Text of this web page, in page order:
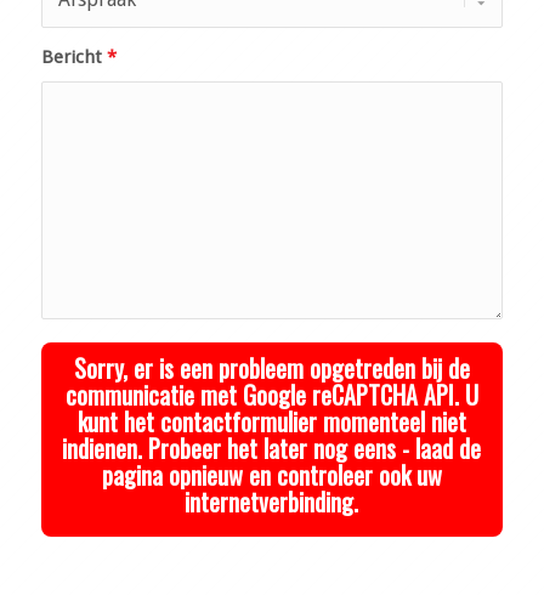
Bericht *
Sorry, er is een probleem opgetreden bij de
communicatie met Google reCAPTCHA API. U
kunt het contactformulier momenteel niet
indienen. Probeer het later nog eens - laad de
pagina opnieuw en controleer ook uw
internetverbinding.